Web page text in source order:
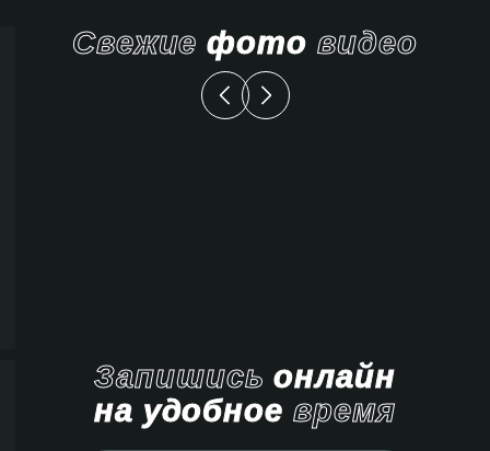
Свежиефото видео
Запишисьонлайн
на удобное время